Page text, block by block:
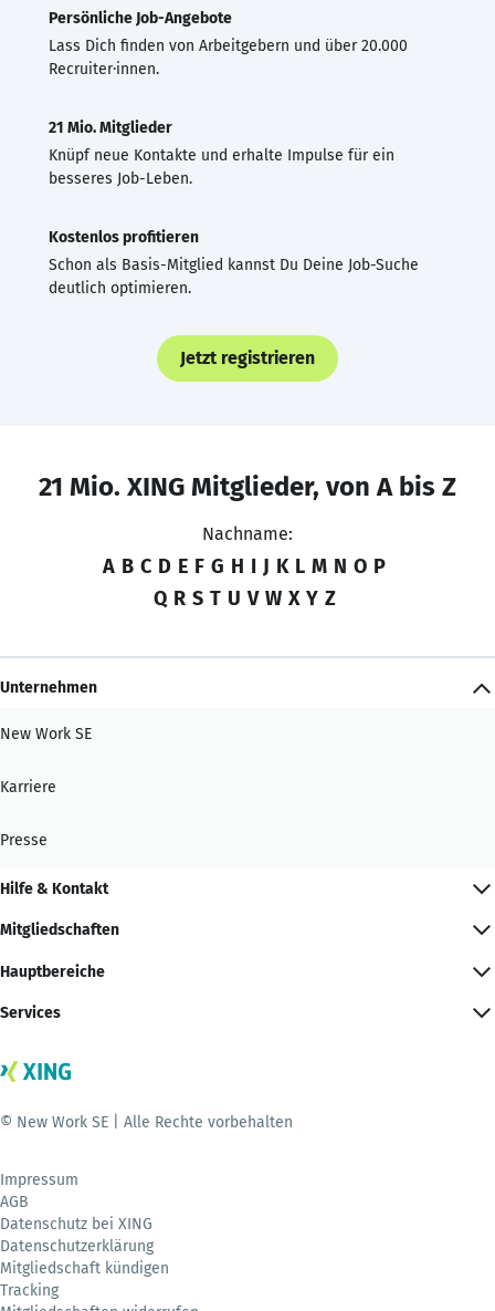
Persönliche Job-Angebote
Lass Dich finden von Arbeitgebern und über 20.000
Recruiter·innen.
21 Mio. Mitglieder
Knüpf neue Kontakte und erhalte Impulse für ein
besseres Job-Leben.
Kostenlos profitieren
Schon als Basis-Mitglied kannst Du Deine Job-Suche
deutlich optimieren.
Jetzt registrieren
21 Mio. XING Mitglieder, von A bis Z
Nachname:
A B C D E F G H I J K L M N O P
Q R S T U V W X Y Z
Unternehmen
New Work SE
Karriere
Presse
Hilfe & Kontakt
Mitgliedschaften
Hauptbereiche
Services
© New Work SE | Alle Rechte vorbehalten
Impressum
AGB
Datenschutz bei XING
Datenschutzerklärung
Mitgliedschaft kündigen
Tracking